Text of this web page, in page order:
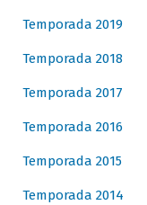
Temporada 2019
Temporada 2018
Temporada 2017
Temporada 2016
Temporada 2015
Temporada 2014